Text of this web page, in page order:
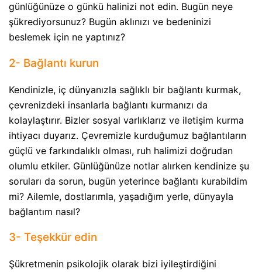
günlüğünüze o günkü halinizi not edin. Bugün neye
şükrediyorsunuz? Bugün aklınızı ve bedeninizi
beslemek için ne yaptınız?
2- Bağlantı kurun
Kendinizle, iç dünyanızla sağlıklı bir bağlantı kurmak,
çevrenizdeki insanlarla bağlantı kurmanızı da
kolaylaştırır. Bizler sosyal varlıklarız ve iletişim kurma
ihtiyacı duyarız. Çevremizle kurduğumuz bağlantıların
güçlü ve farkındalıklı olması, ruh halimizi doğrudan
olumlu etkiler. Günlüğünüze notlar alırken kendinize şu
soruları da sorun, bugün yeterince bağlantı kurabildim
mi? Ailemle, dostlarımla, yaşadığım yerle, dünyayla
bağlantım nasıl?
3- Teşekkür edin
Şükretmenin psikolojik olarak bizi iyileştirdiğini